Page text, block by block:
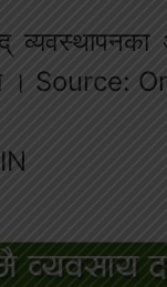
व्यवस्थापनका
। Source: